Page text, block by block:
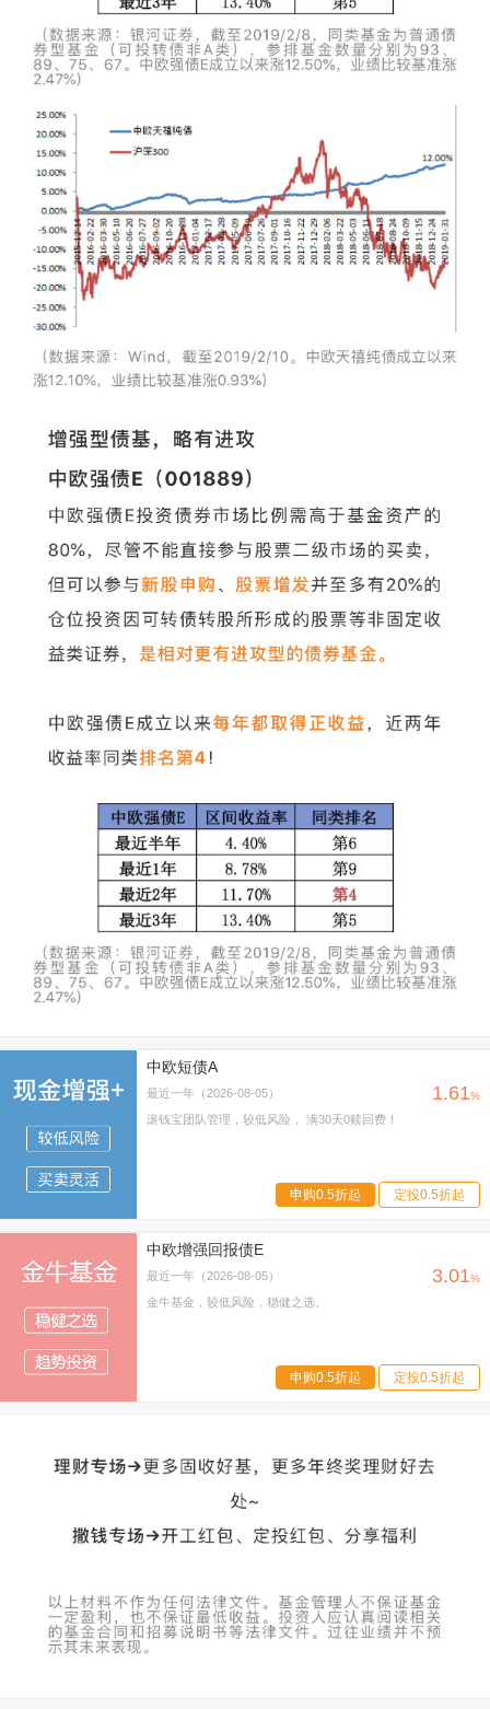
中欧短债A
最近一年（2026-08-05） 1.61%
滚钱宝团队管理，较低风险， 满30天0赎回费！
申购0.5折起 定投0.5折起
中欧增强回报债E
最近一年（2026-08-05） 3.01%
金牛基金，较低风险，稳健之选。
申购0.5折起 定投0.5折起